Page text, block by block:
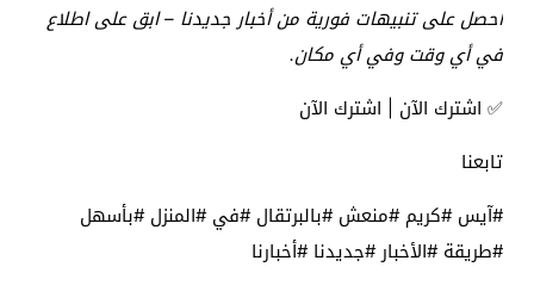
احصل على تنبيهات فورية من أخبار جديدنا – ابق على اطلاع
في أي وقت وفي أي مكان.
✅ اشترك الآن | اشترك الآن
تابعنا
#آيس #كريم #منعش #بالبرتقال #في #المنزل #بأسهل
#طريقة #الأخبار #جديدنا #أخبارنا